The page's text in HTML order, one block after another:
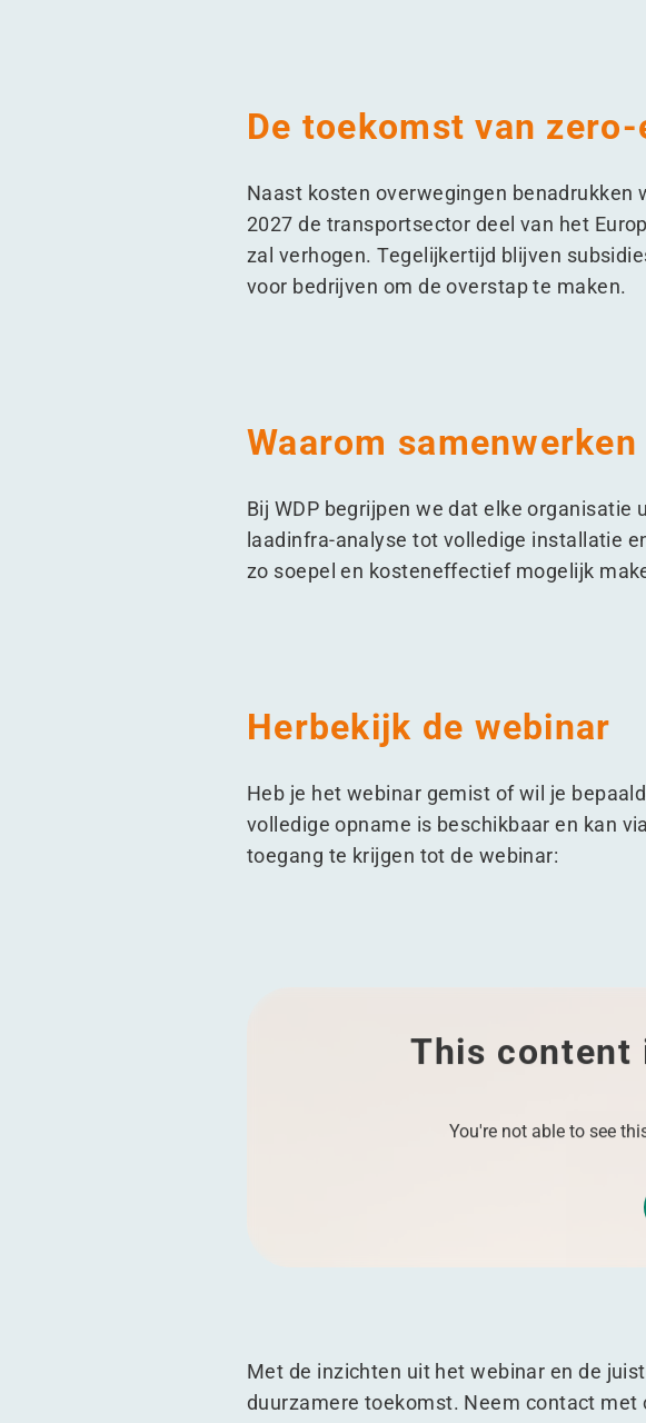
De toekomst van
Naast kosten overwegingen
2027 de transportsector deel van het
zal verhogen. Tegelijkertijd blijven
voor bedrijven om de overstap te maken.
Waarom samenwerken
Bij WDP begrijpen we dat elke
laadinfra-analyse tot volledige installatie
zo soepel en kosteneffectief mogelijk
Herbekijk de webinar
Heb je het webinar gemist of wil je
volledige opname is beschikbaar en kan
toegang te krijgen tot de webinar:
This content
You're not able to see
Met de inzichten uit het webinar en de
duurzamere toekomst. Neem contact